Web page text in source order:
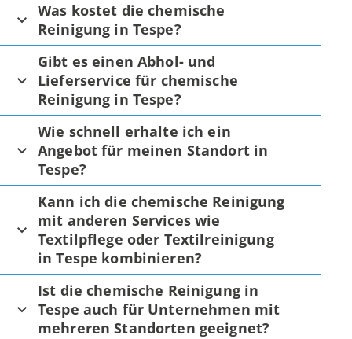
Was kostet die chemische
Reinigung in Tespe?
Gibt es einen Abhol- und
Lieferservice für chemische
Reinigung in Tespe?
Wie schnell erhalte ich ein
Angebot für meinen Standort in
Tespe?
Kann ich die chemische Reinigung
mit anderen Services wie
Textilpflege oder Textilreinigung
in Tespe kombinieren?
Ist die chemische Reinigung in
Tespe auch für Unternehmen mit
mehreren Standorten geeignet?